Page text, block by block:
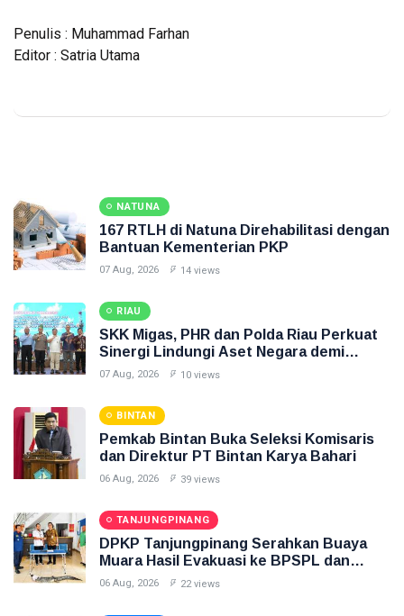
Penulis : Muhammad Farhan
Editor : Satria Utama
NATUNA
167 RTLH di Natuna Direhabilitasi dengan
Bantuan Kementerian PKP
07 Aug, 2026 14 views
RIAU
SKK Migas, PHR dan Polda Riau Perkuat
Sinergi Lindungi Aset Negara demi
Menjaga Ketahanan Energi Nasional
07 Aug, 2026 10 views
BINTAN
Pemkab Bintan Buka Seleksi Komisaris
dan Direktur PT Bintan Karya Bahari
06 Aug, 2026 39 views
TANJUNGPINANG
DPKP Tanjungpinang Serahkan Buaya
Muara Hasil Evakuasi ke BPSPL dan
Taman Safari Lagoi
06 Aug, 2026 22 views